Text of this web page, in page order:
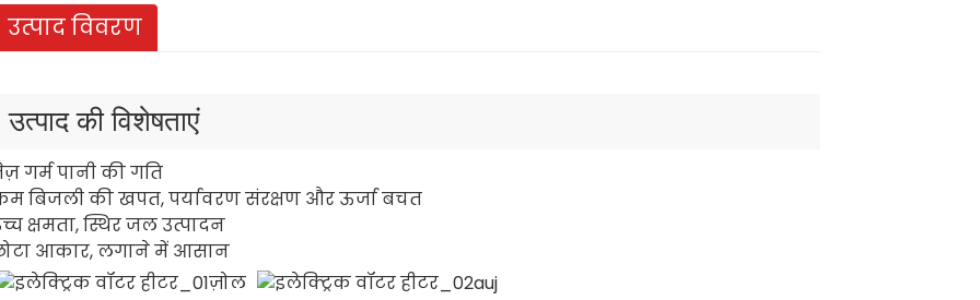
उत्पाद विवरण
उत्पाद की विशेषताएं
गर्म पानी की गति
बिजली की खपत, पर्यावरण संरक्षण और ऊर्जा बचत
क्षमता, स्थिर जल उत्पादन
आकार, लगाने में आसान